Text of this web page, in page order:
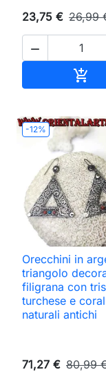
23,75 € 26,99


-12%
Orecchini in
triangolo
filigrana con
turchese e
naturali antichi
71,27 € 80,99